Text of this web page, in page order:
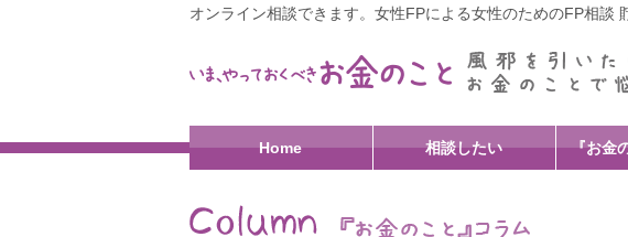
オンライン相談できます。女性FPによる女性のためのFP相談
Home 相談したい 『お金